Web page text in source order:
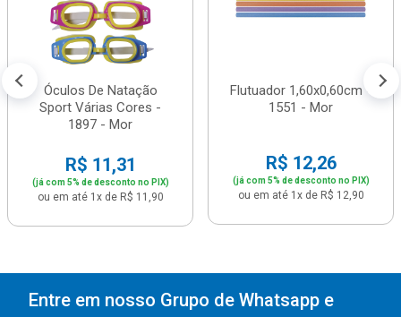
Óculos De Natação
Sport Várias Cores -
1897 - Mor
R$ 11,31
(já com 5% de desconto no PIX)
ou em até 1x de R$ 11,90
Flutuador 1,60x0,60cm -
1551 - Mor
R$ 12,26
(já com 5% de desconto no PIX)
ou em até 1x de R$ 12,90
Entre em nosso Grupo de Whatsapp e